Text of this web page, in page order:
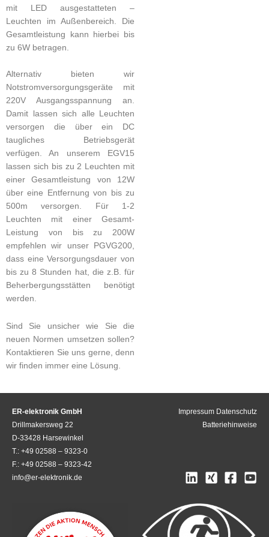
mit LED ausgestatteten –
Leuchten im Außenbereich. Die
Gesamtleistung kann hierbei bis
zu 6W betragen.
Alternativ bieten wir
Notstromversorgungsgeräte mit
220V Ausgangsspannung an.
Damit lassen sich alle Leuchten
versorgen die über ein DC
taugliches Betriebsgerät
verfügen. An unserem EGV15
lassen sich bis zu 2 Leuchten mit
einer Gesamtleistung von 12W
über eine Entfernung von bis zu
500m versorgen. Für 1-2
Leuchten mit einer Gesamt-
Leistung von bis zu 200W
empfehlen wir unser PGVG200,
dass eine Versorgungsdauer von
bis zu 8 Stunden hat, die z.B. für
Beherbergungsstätten benötigt
werden.
Sind Sie unsicher wie Sie die
neuen Normen umsetzen sollen?
Kontaktieren Sie uns gerne, denn
wir finden immer eine Lösung.
ER-elektronik GmbH
Drillmakersweg 22
D-33428 Harsewinkel
T.: +49 02588 – 9323-0
F.: +49 02588 – 9323-42
info@er-elektronik.de
Impressum Datenschutz
Batteriehinweise